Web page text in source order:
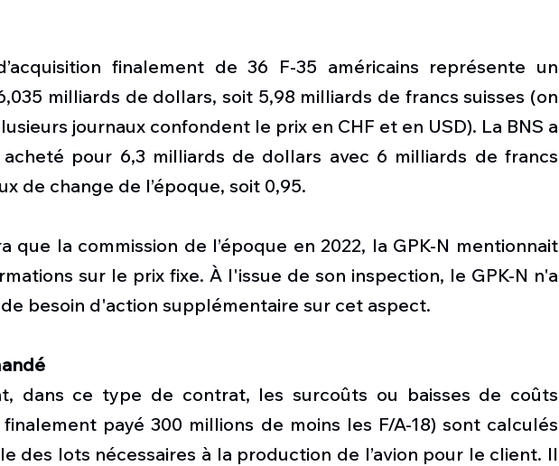
finalement de 36 F-35 américains représente un
milliards de dollars, soit 5,98 milliards de francs suisses (on
journaux confondent le prix en CHF et en USD). La BNS a
pour 6,3 milliards de dollars avec 6 milliards de francs
de change de l’époque, soit 0,95.
que la commission de l’époque en 2022, la GPK-N mentionnait
sur le prix fixe. À l'issue de son inspection, le GPK-N n'a
besoin d'action supplémentaire sur cet aspect.
dans ce type de contrat, les surcoûts ou baisses de coûts
finalement payé 300 millions de moins les F/A-18) sont calculés
des lots nécessaires à la production de l’avion pour le client. Il